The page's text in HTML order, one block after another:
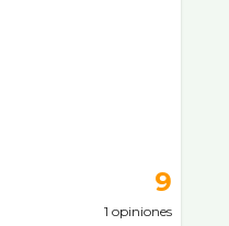
9
1 opiniones